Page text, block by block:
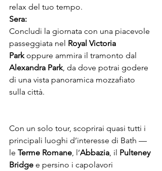
relax del tuo tempo.
Sera:
Concludi la giornata con una piacevole
passeggiata nel Royal Victoria
Park oppure ammira il tramonto dal
Alexandra Park, da dove potrai godere
di una vista panoramica mozzafiato
sulla città.
Con un solo tour, scoprirai quasi tutti i
principali luoghi d’interesse di Bath —
le Terme Romane , l’Abbazia , il Pulteney
Bridge e persino i capolavori